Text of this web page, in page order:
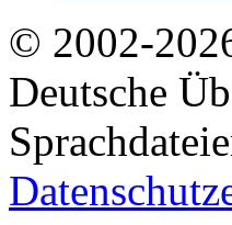
© 2002-
Deutsche